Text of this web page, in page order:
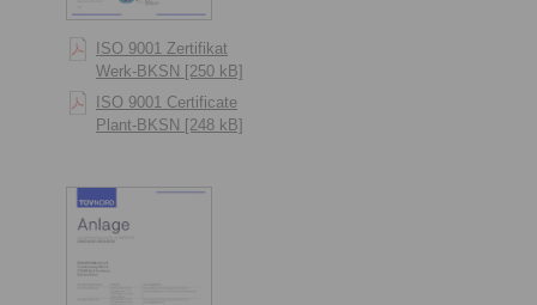
ISO 9001 Zertifikat
Werk-BKSN [250 kB]
ISO 9001 Certificate
Plant-BKSN [248 kB]